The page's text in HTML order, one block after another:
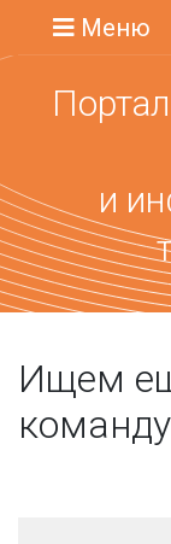
Меню
и
Ищем
команду